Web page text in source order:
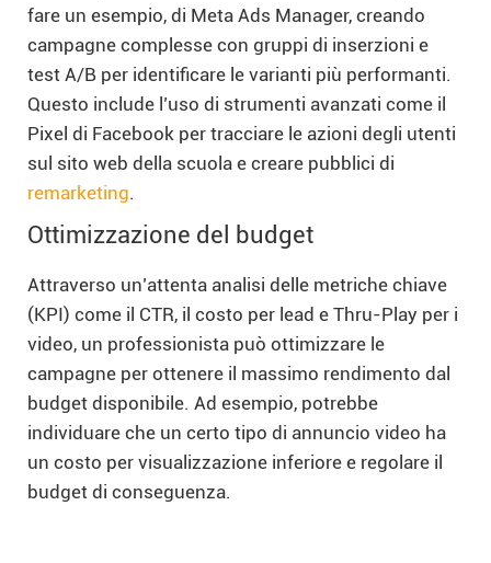
fare un esempio, di Meta Ads Manager, creando
campagne complesse con gruppi di inserzioni e
test A/B per identificare le varianti più performanti.
Questo include l’uso di strumenti avanzati come il
Pixel di Facebook per tracciare le azioni degli utenti
sul sito web della scuola e creare pubblici di
remarketing.
Ottimizzazione del budget
Attraverso un’attenta analisi delle metriche chiave
(KPI) come il CTR, il costo per lead e Thru-Play per i
video, un professionista può ottimizzare le
campagne per ottenere il massimo rendimento dal
budget disponibile. Ad esempio, potrebbe
individuare che un certo tipo di annuncio video ha
un costo per visualizzazione inferiore e regolare il
budget di conseguenza.